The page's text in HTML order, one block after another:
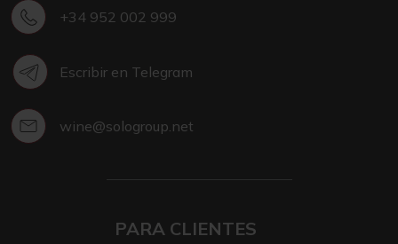
+34 952 002 999
Escribir en Telegram
wine@sologroup.net
PARA CLIENTES